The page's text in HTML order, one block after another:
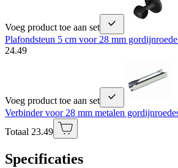
Voeg product toe aan set
Plafondsteun 5 cm voor 28 mm
24.49
Voeg product toe aan set
Verbinder voor 28 mm metalen
Totaal 23.49
Specificaties